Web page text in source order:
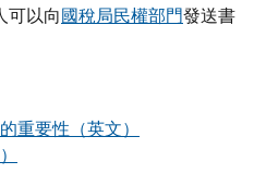
可以向國稅局民權部門發送書
重要性（英文）